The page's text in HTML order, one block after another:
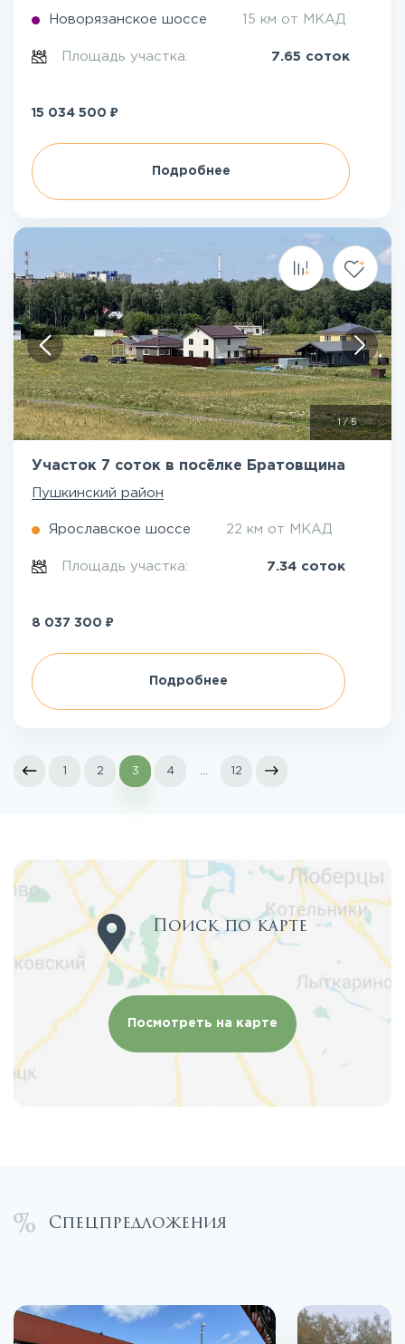
Новорязанское шоссе 15 км от МКАД
Площадь участка: 7.65 соток
15 034 500 ₽
Подробнее
/5
Участок 7 соток в посёлке Братовщина
Пушкинский район
Ярославское шоссе 22 км от МКАД
Площадь участка: 7.34 соток
8 037 300 ₽
Подробнее
1 2 3 4 12
Поиск по карте
Посмотреть на карте
Спецпредложения